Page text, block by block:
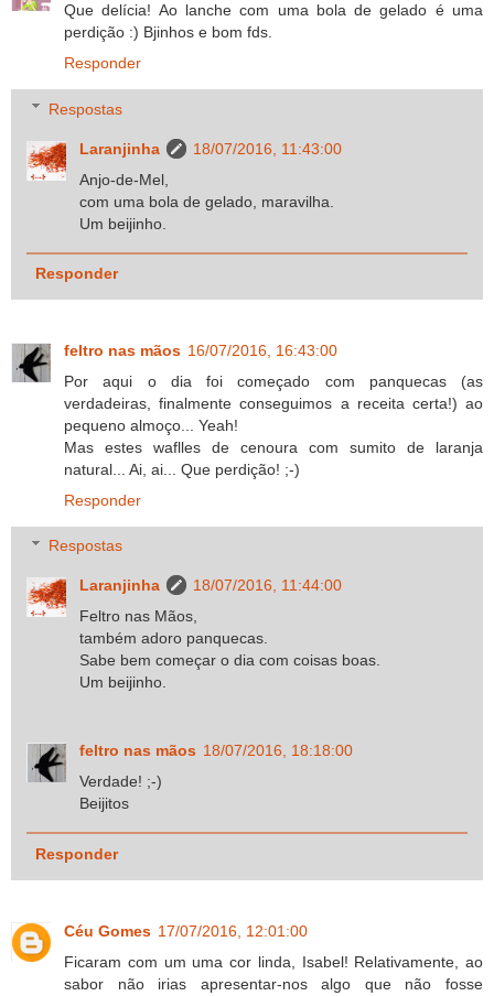
Que delícia! Ao lanche com uma bola de gelado é uma
perdição :) Bjinhos e bom fds.
Responder
Respostas
Laranjinha
18/07/2016, 11:43:00
Anjo-de-Mel,
com uma bola de gelado, maravilha.
Um beijinho.
Responder
feltro nas mãos 16/07/2016, 16:43:00
Por aqui o dia foi começado com panquecas (as
verdadeiras, finalmente conseguimos a receita certa!) ao
pequeno almoço... Yeah!
Mas estes waflles de cenoura com sumito de laranja
natural... Ai, ai... Que perdição! ;-)
Responder
Respostas
Laranjinha
18/07/2016, 11:44:00
Feltro nas Mãos,
também adoro panquecas.
Sabe bem começar o dia com coisas boas.
Um beijinho.
feltro nas mãos 18/07/2016, 18:18:00
Verdade! ;-)
Beijitos
Responder
Céu Gomes 17/07/2016, 12:01:00
Ficaram com um uma cor linda, Isabel! Relativamente, ao
sabor não irias apresentar-nos algo que não fosse